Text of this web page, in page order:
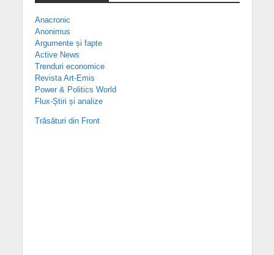
Anacronic
Anonimus
Argumente și fapte
Active News
Trenduri economice
Revista Art-Emis
Power & Politics World
Flux-Știri și analize
Trăsături din Front